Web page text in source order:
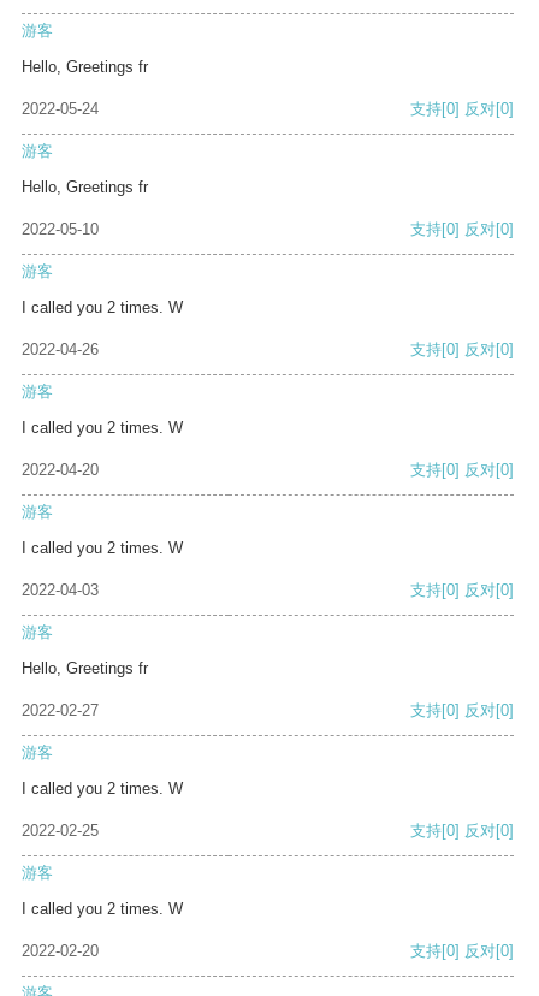
游客
Hello, Greetings fr
2022-05-24 支持[0] 反对[0]
游客
Hello, Greetings fr
2022-05-10 支持[0] 反对[0]
游客
I called you 2 times. W
2022-04-26 支持[0] 反对[0]
游客
I called you 2 times. W
2022-04-20 支持[0] 反对[0]
游客
I called you 2 times. W
2022-04-03 支持[0] 反对[0]
游客
Hello, Greetings fr
2022-02-27 支持[0] 反对[0]
游客
I called you 2 times. W
2022-02-25 支持[0] 反对[0]
游客
I called you 2 times. W
2022-02-20 支持[0] 反对[0]